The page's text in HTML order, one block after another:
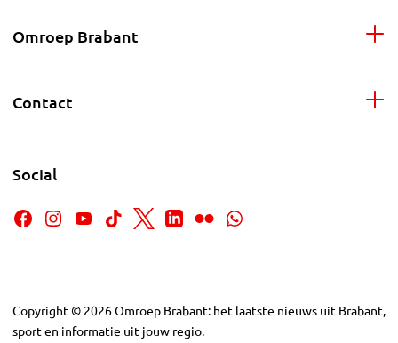
Omroep Brabant
Contact
Social
Copyright © 2026Omroep Brabant: het laatste nieuws uit Brabant,
sport en informatie uit jouw regio.